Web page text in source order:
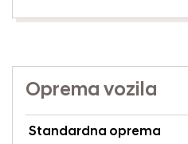
Oprema vozila
Standardna oprema